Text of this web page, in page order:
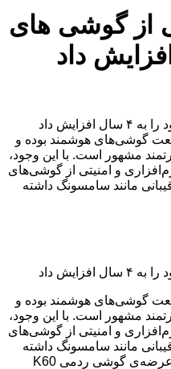
از گوشی های
شیائومی پشتیبانی از گوشی های خود را به ۴ سال افزایش داد
گوشی‌های هوشمند بوده و
مشهور است. با این وجود،
و امنیتی از گوشی‌های
مانند سامسونگ داشته
داد
گوشی‌های هوشمند بوده و
مشهور است. با این وجود،
و امنیتی از گوشی‌های
مانند سامسونگ داشته
است. حالا قرار است این مشکل با عرضه‌ی گوشی ردمی K60